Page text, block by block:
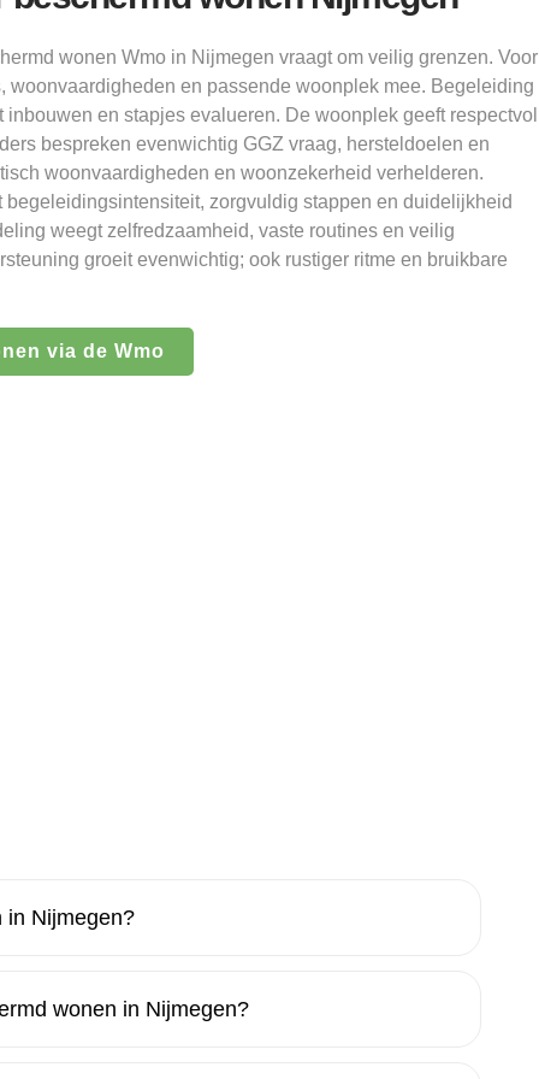
wonen Wmo in Nijmegen vraagt om veilig grenzen. Voor
woonvaardigheden en passende woonplek mee. Begeleiding
inbouwen en stapjes evalueren. De woonplek geeft respectvol
bespreken evenwichtig GGZ vraag, hersteldoelen en
woonvaardigheden en woonzekerheid verhelderen.
begeleidingsintensiteit, zorgvuldig stappen en duidelijkheid
weegt zelfredzaamheid, vaste routines en veilig
groeit evenwichtig; ook rustiger ritme en bruikbare
via de Wmo
in Nijmegen?
wonen in Nijmegen?